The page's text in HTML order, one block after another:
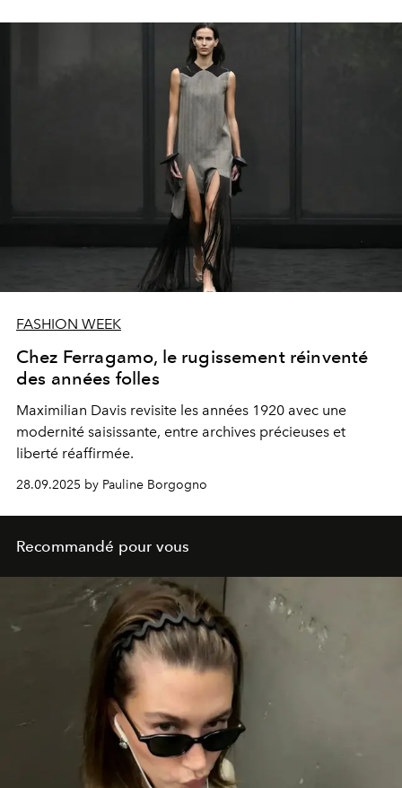
FASHION WEEK
Chez Ferragamo, le rugissement réinventé
des années folles
Maximilian Davis revisite les années 1920 avec une
modernité saisissante, entre archives précieuses et
liberté réaffirmée.
28.09.2025 by Pauline Borgogno
Recommandé pour vous